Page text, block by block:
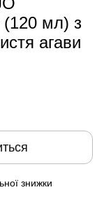
(120 мл) з
агави
знижки